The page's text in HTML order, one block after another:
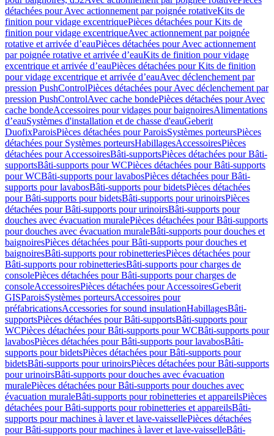
détachées pour Avec actionnement par poignée rotativeKits de
finition pour vidage excentriquePièces détachées pour Kits de
finition pour vidage excentriqueAvec actionnement par poignée
rotative et arrivée d’eauPièces détachées pour Avec actionnement
par poignée rotative et arrivée d’eauKits de finition pour vidage
excentrique et arrivée d’eauPièces détachées pour Kits de finition
pour vidage excentrique et arrivée d’eauAvec déclenchement par
pression PushControlPièces détachées pour Avec déclenchement par
pression PushControlAvec cache bondePièces détachées pour Avec
cache bondeAccessoires pour vidages pour baignoiresAlimentations
d’eauSystèmes d'installation et de chasse d'eauGeberit
DuofixParoisPièces détachées pour ParoisSystèmes porteursPièces
détachées pour Systèmes porteursHabillagesAccessoiresPièces
détachées pour AccessoiresBâti-supportsPièces détachées pour Bâti-
supportsBâti-supports pour WCPièces détachées pour Bâti-supports
pour WCBâti-supports pour lavabosPièces détachées pour Bâti-
supports pour lavabosBâti-supports pour bidetsPièces détachées
pour Bâti-supports pour bidetsBâti-supports pour urinoirsPièces
détachées pour Bâti-supports pour urinoirsBâti-supports pour
douches avec évacuation muralePièces détachées pour Bâti-supports
pour douches avec évacuation muraleBâti-supports pour douches et
baignoiresPièces détachées pour Bâti-supports pour douches et
baignoiresBâti-supports pour robinetteriesPièces détachées pour
Bâti-supports pour robinetteriesBâti-supports pour charges de
consolePièces détachées pour Bâti-supports pour charges de
consoleAccessoiresPièces détachées pour AccessoiresGeberit
GISParoisSystèmes porteursAccessoires pour
préfabricationsAccessories for sound insulationHabillagesBâti-
supportsPièces détachées pour Bâti-supportsBâti-supports pour
WCPièces détachées pour Bâti-supports pour WCBâti-supports pour
lavabosPièces détachées pour Bâti-supports pour lavabosBâti-
supports pour bidetsPièces détachées pour Bâti-supports pour
bidetsBâti-supports pour urinoirsPièces détachées pour Bâti-supports
pour urinoirsBâti-supports pour douches avec évacuation
muralePièces détachées pour Bâti-supports pour douches avec
évacuation muraleBâti-supports pour robinetteries et appareilsPièces
détachées pour Bâti-supports pour robinetteries et appareilsBâti-
supports pour machines à laver et lave-vaissellePièces détachées
pour Bâti-supports pour machines à laver et lave-vaisselleBâti-